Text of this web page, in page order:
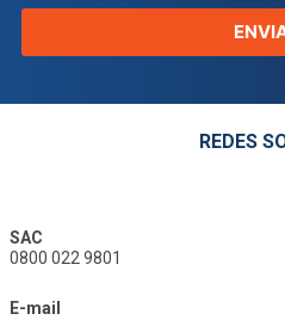
REDES
SAC
0800 022 9801
E-mail